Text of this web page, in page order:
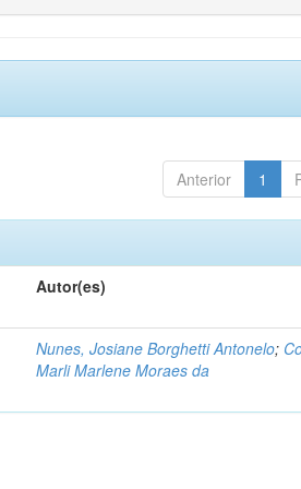
Anterior 1
Autor(es)
Nunes, Josiane Borghetti Antonelo;
Marli Marlene Moraes da